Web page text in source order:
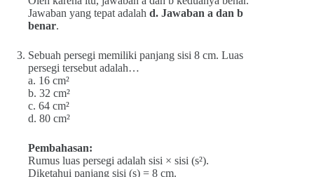
Jawaban yang tepat adalah d. Jawaban a dan b
benar.
Sebuah persegi memiliki panjang sisi 8 cm. Luas
persegi tersebut adalah…
a. 16 cm²
b. 32 cm²
c. 64 cm²
d. 80 cm²
Pembahasan:
Rumus luas persegi adalah sisi × sisi (s²).
Diketahui panjang sisi (s) = 8 cm.